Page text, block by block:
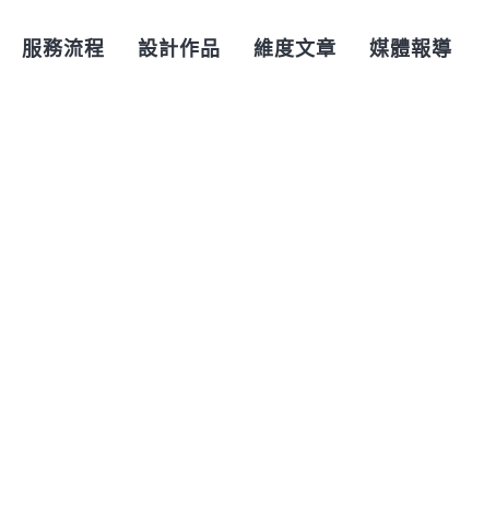
服務流程 設計作品 維度文章 媒體報導